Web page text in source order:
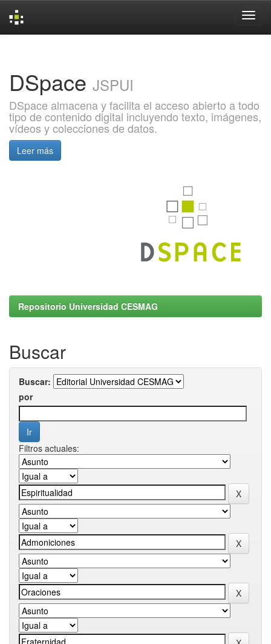
DSpace JSPUI
DSpace almacena y facilita el acceso abierto a todo
tipo de contenido digital incluyendo texto, imágenes,
vídeos y colecciones de datos.
Leer más
Repositorio Universidad CESMAG
Buscar
Buscar:
por
Filtros actuales: